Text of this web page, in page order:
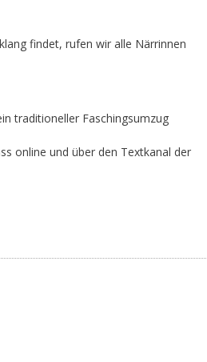
findet, rufen wir alle Närrinnen
traditioneller Faschingsumzug
online und über den Textkanal der